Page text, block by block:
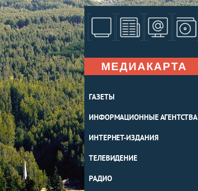
МЕДИАКАРТА
ГАЗЕТЫ
ИНФОРМАЦИОННЫЕ АГЕНТСТВА
ИНТЕРНЕТ-ИЗДАНИЯ
ТЕЛЕВИДЕНИЕ
РАДИО